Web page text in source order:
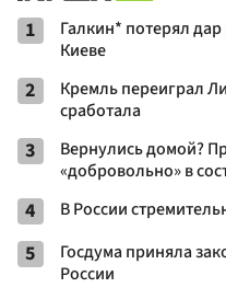
1
Галкин* потерял
Киеве
2
Кремль переиграл
сработала
3
Вернулись домой?
«добровольно» в
4 В России
5
Госдума приняла
России